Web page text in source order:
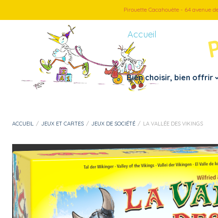
Pirouette Cacahouète - 64 avenue
Accueil
Bien choisir, bien offrir
– Jouets 1er âge
– Instruments de musiques
– Jouets de bain
– Motricité fine
– Mes premiers pas
– Jeux d’imitation
– Loisirs créatif
– Puzzles
– Jeux et cartes
– Jeux d’extérieur
ACCUEIL / JEUX ET CARTES / JEUX DE SOCIÉTÉ / LA VALLÉE DES VIKINGS